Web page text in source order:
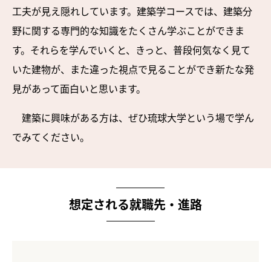
工夫が見え隠れしています。建築学コースでは、建築分
野に関する専門的な知識をたくさん学ぶことができま
す。それらを学んでいくと、きっと、普段何気なく見て
いた建物が、また違った視点で見ることができ新たな発
見があって面白いと思います。
建築に興味がある方は、ぜひ琉球大学という場で学ん
でみてください。
想定される就職先・進路